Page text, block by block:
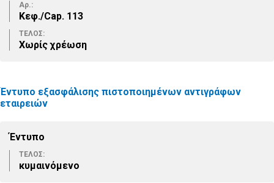
Αρ.:
Κεφ./Cap. 113
ΤΕΛΟΣ:
Χωρίς χρέωση
Έντυπο εξασφάλισης πιστοποιημένων αντιγράφων
εταιρειών
Έντυπο
ΤΕΛΟΣ:
κυμαινόμενο